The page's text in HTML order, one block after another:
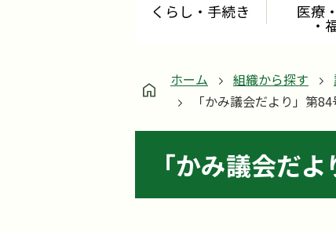
くらし・手続き 医療
・
ホーム 組織から探す
「かみ議会だより」第
「かみ議会だ